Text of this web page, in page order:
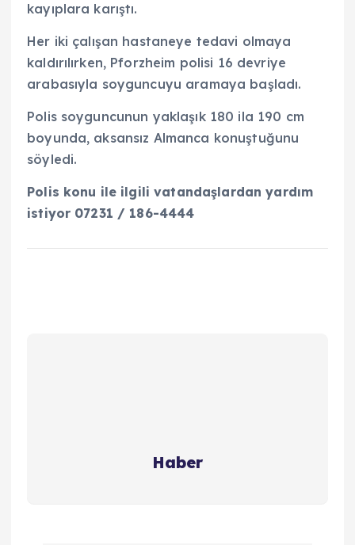
kayıplara karıştı.
Her iki çalışan hastaneye tedavi olmaya
kaldırılırken, Pforzheim polisi 16 devriye
arabasıyla soyguncuyu aramaya başladı.
Polis soyguncunun yaklaşık 180 ila 190 cm
boyunda, aksansız Almanca konuştuğunu
söyledi.
Polis konu ile ilgili vatandaşlardan yardım
istiyor 07231 / 186-4444
Haber